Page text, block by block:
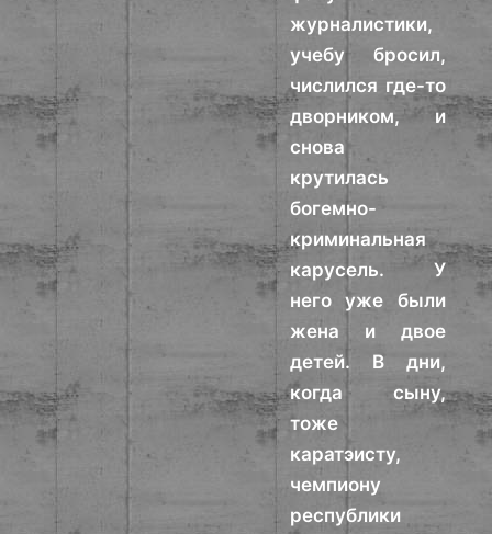
журналистики,
учебу бросил,
числился где-то
дворником, и
снова
крутилась
богемно-
криминальная
карусель. У
него уже были
жена и двое
детей. В дни,
когда сыну,
тоже
каратэисту,
чемпиону
республики